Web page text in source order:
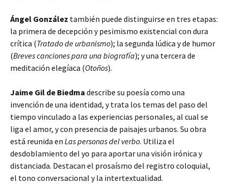
Ángel González también puede distinguirse en tres etapas:
la primera de decepción y pesimismo existencial con dura
crítica (Tratado de urbanismo); la segunda lúdica y de humor
(Breves canciones para una biografía); y una tercera de
meditación elegíaca (Otoños).
Jaime Gil de Biedma describe su poesía como una
invención de una identidad, y trata los temas del paso del
tiempo vinculado a las experiencias personales, al cual se
liga el amor, y con presencia de paisajes urbanos. Su obra
está reunida en Las personas del verbo. Utiliza el
desdoblamiento del yo para aportar una visión irónica y
distanciada. Destacan el prosaísmo del registro coloquial,
el tono conversacional y la intertextualidad.